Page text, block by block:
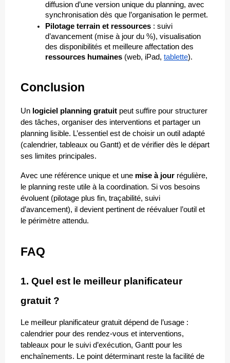
diffusion d’une version unique du planning, avec
synchronisation dès que l’organisation le permet.
Pilotage terrain et ressources : suivi
d’avancement (mise à jour du %), visualisation
ressources humaines (web, iPad, tablette).
Conclusion
Un logiciel planning gratuit peut suffire pour structurer
des tâches, organiser des interventions et partager un
planning lisible. L’essentiel est de choisir un outil adapté
(calendrier, tableaux ou Gantt) et de vérifier dès le départ
ses limites principales.
Avec une référence unique et une mise à jour régulière,
le planning reste utile à la coordination. Si vos besoins
évoluent (pilotage plus fin, traçabilité, suivi
d’avancement), il devient pertinent de réévaluer l’outil et
le périmètre attendu.
FAQ
1. Quel est le meilleur planificateur
gratuit ?
Le meilleur planificateur gratuit dépend de l’usage :
calendrier pour des rendez-vous et interventions,
tableaux pour le suivi d’exécution, Gantt pour les
enchaînements. Le point déterminant reste la facilité de